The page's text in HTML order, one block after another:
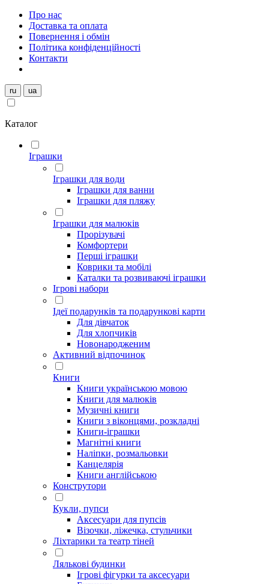
Про нас
Доставка та оплата
Повернення і обмін
Політика конфіденційності
Контакти
ru ua
Каталог
Іграшки
Іграшки для води
Іграшки для ванни
Іграшки для пляжу
Іграшки для малюків
Прорізувачі
Комфортери
Перші іграшки
Коврики та мобілі
Каталки та розвиваючі іграшки
Ігрові набори
Ідеї ​​подарунків та подарункові карти
Для дівчаток
Для хлопчиків
Новонародженим
Активний відпочинок
Книги
Книги українською мовою
Книги для малюків
Музичні книги
Книги з віконцями, розкладні
Книги-іграшки
Магнітні книги
Наліпки, розмальовки
Канцелярія
Книги англійською
Конструтори
Кукли, пупси
Аксесуари для пупсів
Візочки, ліжечка, стульчики
Ліхтарики та театр тіней
Лялькові будинки
Ігрові фігурки та аксесуари